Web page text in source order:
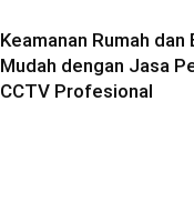
Keamanan Rumah dan
Mudah dengan Jasa
CCTV Profesional